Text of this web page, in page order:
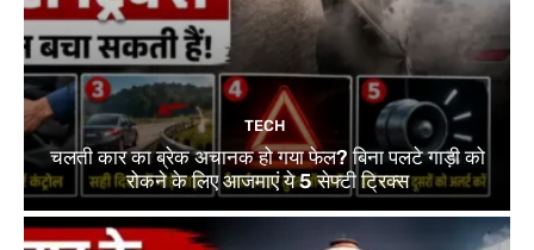
TECH
चलती कार का ब्रेक अचानक हो गया फेल? बिना पलटे गाड़ी को
रोकने के लिए आजमाएं ये 5 सेफ्टी ट्रिक्स